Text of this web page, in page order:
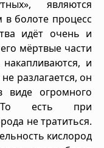
являются
болоте процесс
идёт очень и
мёртвые части
и
разлагается, он
виде огромного
То есть при
не тратиться.
кислород